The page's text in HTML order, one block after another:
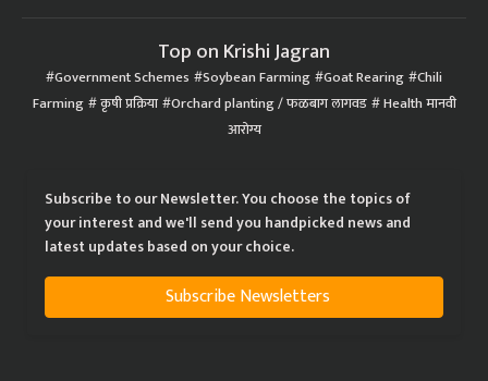
Top on Krishi Jagran
Government Schemes Soybean Farming Goat Rearing Chili
Farming कृषी प्रक्रिया Orchard planting / फळबाग लागवड Health मानवी
आरोग्य
Subscribe to our Newsletter. You choose the topics of
your interest and we'll send you handpicked news and
latest updates based on your choice.
Subscribe Newsletters